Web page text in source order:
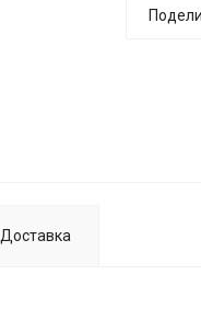
Доставка